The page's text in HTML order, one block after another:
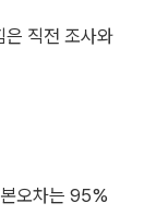
직전 조사와
오차는 95%